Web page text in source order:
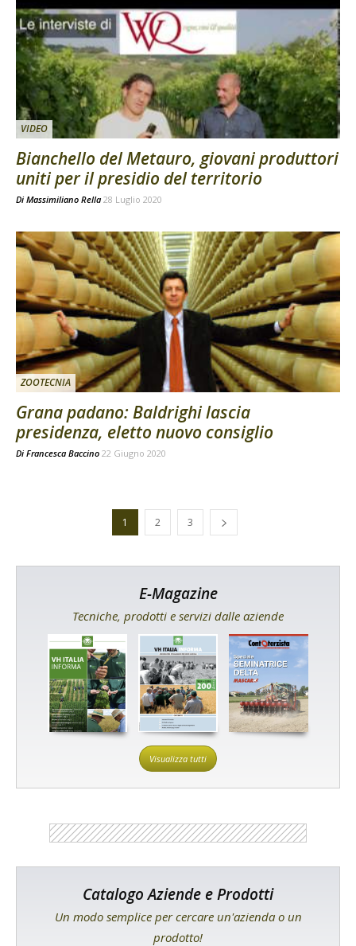
VIDEO
Bianchello del Metauro, giovani produttori
uniti per il presidio del territorio
Di Massimiliano Rella 28 Luglio 2020
ZOOTECNIA
Grana padano: Baldrighi lascia
presidenza, eletto nuovo consiglio
Di Francesca Baccino 22 Giugno 2020
1 2 3
E-Magazine
Tecniche, prodotti e servizi dalle aziende
Visualizza tutti
Catalogo Aziende e Prodotti
Un modo semplice per cercare un'azienda o un
prodotto!